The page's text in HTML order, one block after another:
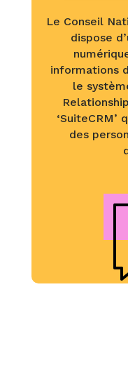
Le Conseil
dispose
informations
le
des